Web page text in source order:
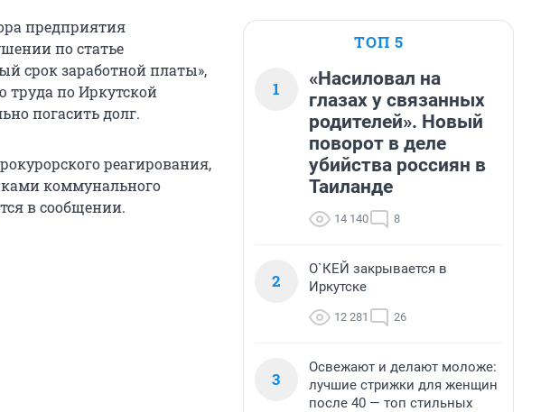
предприятия
по статье
срок заработной платы»,
труда по Иркутской
погасить долг.
реагирования,
коммунального
в сообщении.
ТОП 5
1
«Насиловал на
глазах у связанных
родителей». Новый
поворот в деле
убийства россиян в
Таиланде
14 140 8
2
О`КЕЙ закрывается в
Иркутске
12 281 26
3
Освежают и делают моложе:
лучшие стрижки для женщин
после 40 — топ стильных